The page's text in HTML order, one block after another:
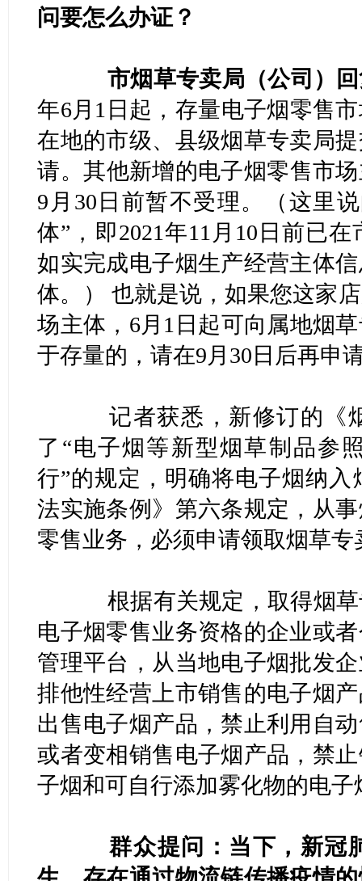
问要怎么办证？
市烟草专卖局（公司）
年6月1日起，存量电子烟零售
在地的市级、县级烟草专卖局
请。其他新增的电子烟零售市
9月30日前暂不受理。（这里
体”，即2021年11月10日前已
如实完成电子烟生产经营主体
体。） 也就是说，如果您这家
场主体，6月1日起可向属地烟
于存量的，请在9月30日后再申
记者获悉，新修订的《
了“电子烟等新型烟草制品参
行”的规定，明确将电子烟纳
法实施条例》第六条规定，从
零售业务，必须申请领取烟草专
根据有关规定，取得烟草
电子烟零售业务资格的企业或
管理平台，从当地电子烟批发
排他性经营上市销售的电子烟
出售电子烟产品，禁止利用自
或者变相销售电子烟产品，禁
子烟和可自行添加雾化物的电子
群众提问：当下，新冠